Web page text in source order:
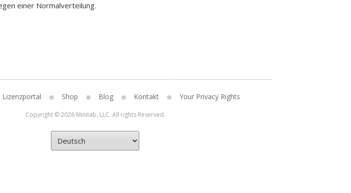
einer Normalverteilung.
Lizenzportal Shop Blog Kontakt Your Privacy Rights
Copyright © 2026 Minitab, LLC. All rights Reserved.